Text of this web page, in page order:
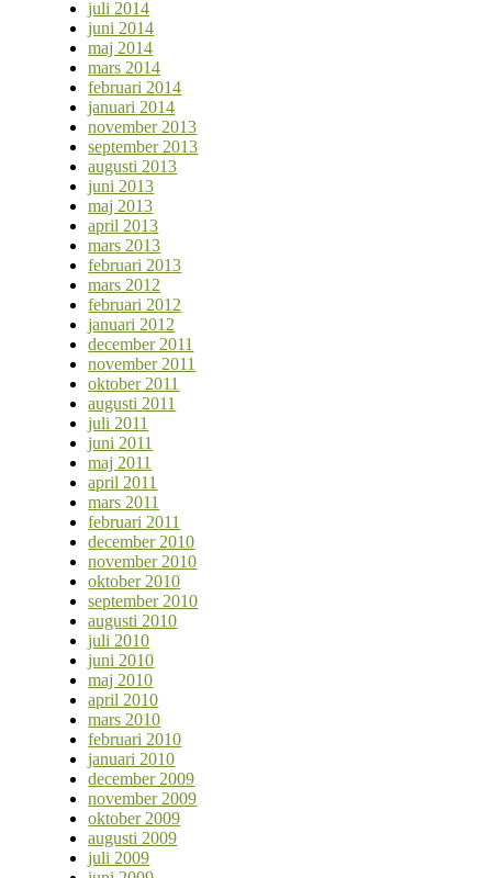
juli 2014
juni 2014
maj 2014
mars 2014
februari 2014
januari 2014
november 2013
september 2013
augusti 2013
juni 2013
maj 2013
april 2013
mars 2013
februari 2013
mars 2012
februari 2012
januari 2012
december 2011
november 2011
oktober 2011
augusti 2011
juli 2011
juni 2011
maj 2011
april 2011
mars 2011
februari 2011
december 2010
november 2010
oktober 2010
september 2010
augusti 2010
juli 2010
juni 2010
maj 2010
april 2010
mars 2010
februari 2010
januari 2010
december 2009
november 2009
oktober 2009
augusti 2009
juli 2009